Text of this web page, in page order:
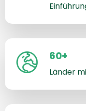
60+
Länder